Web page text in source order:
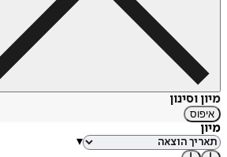
מיון וסינון
איפוס
מיון
▾